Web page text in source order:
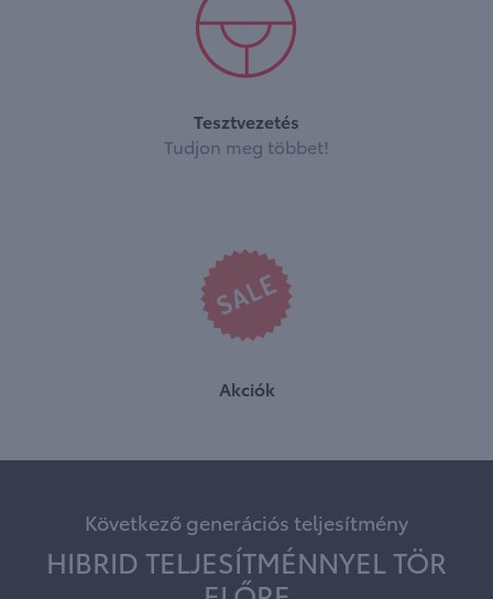
Tesztvezetés
Tudjon meg többet!
Akciók
Következő generációs teljesítmény
HIBRID TELJESÍTMÉNNYEL TÖR